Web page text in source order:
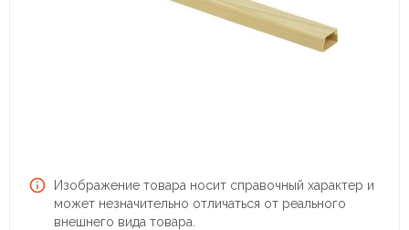
Изображение товара носит справочный характер и
может незначительно отличаться от реального
внешнего вида товара.